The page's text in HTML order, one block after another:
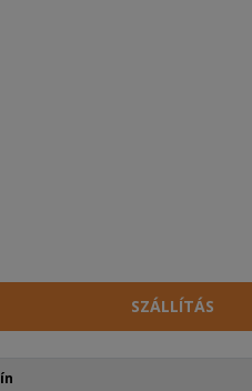
SZÁLLÍTÁS